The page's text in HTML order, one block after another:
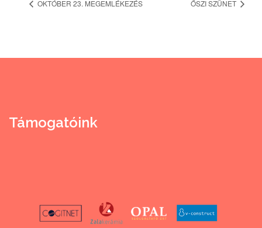
OKTÓBER 23. MEGEMLÉKEZÉS ŐSZI SZÜNET
Támogatóink